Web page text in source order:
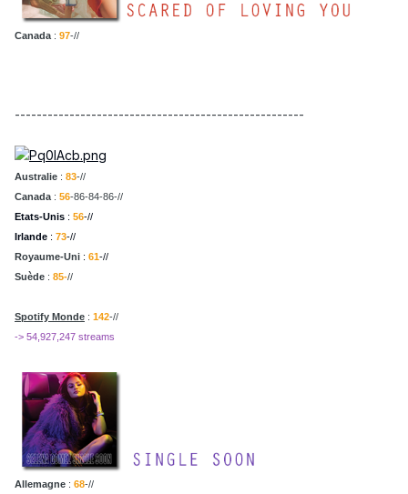
Canada : 97-//
-----------------------------------------------------
Australie : 83-//
Canada : 56-86-84-86-//
Etats-Unis : 56-//
Irlande : 73-//
Royaume-Uni : 61-//
Suède : 85-//
Spotify Monde : 142-//
-> 54,927,247 streams
Allemagne : 68-//